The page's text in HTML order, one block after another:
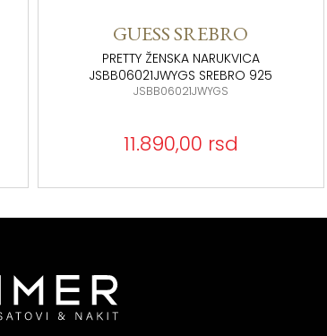
GUESS SREBRO
PRETTY ŽENSKA NARUKVICA
JSBB06021JWYGS SREBRO 925
JSBB06021JWYGS
11.890,00 rsd